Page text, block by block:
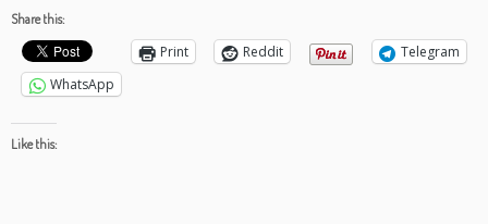
Share this:
Print Reddit
Telegram
WhatsApp
Like this: